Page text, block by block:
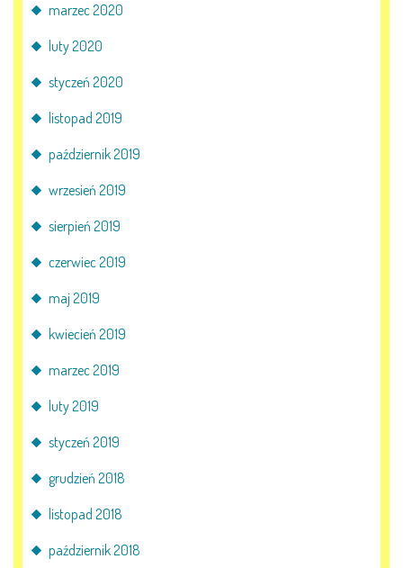
marzec 2020
luty 2020
styczeń 2020
listopad 2019
październik 2019
wrzesień 2019
sierpień 2019
czerwiec 2019
maj 2019
kwiecień 2019
marzec 2019
luty 2019
styczeń 2019
grudzień 2018
listopad 2018
październik 2018